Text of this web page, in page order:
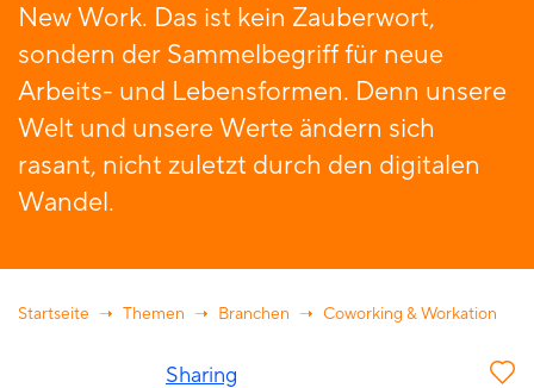
New Work. Das ist kein Zauberwort,
sondern der Sammelbegriff für neue
Arbeits- und Lebensformen. Denn unsere
Welt und unsere Werte ändern sich
rasant, nicht zuletzt durch den digitalen
Wandel.
Startseite Themen Branchen Coworking & Workation
Sharing